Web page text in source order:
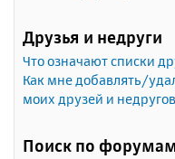
Друзья и недруги
Что означают списки
Как мне добавлять/
моих друзей и
Поиск по